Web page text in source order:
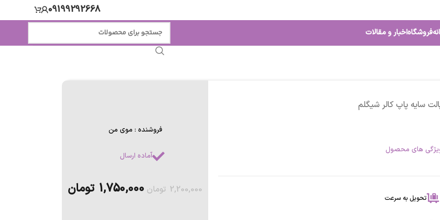
09199292668
فروشگاهاخبار و مقالات
سایه پاپ کالر شیگلم
های محصول
تحویل به سرعت
فروشنده : موی من
آماده ارسال
2,200,000 تومان 1,750,000 تومان